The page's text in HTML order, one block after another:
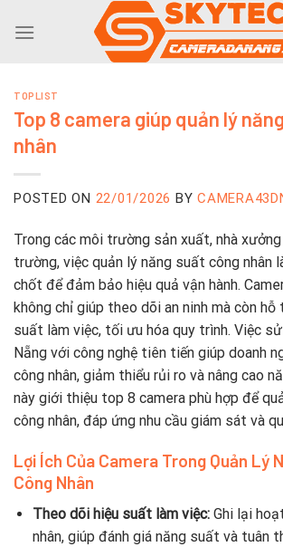
TOPLIST
Top 8 camera giúp quản lý
nhân
POSTED ON 22/01/2026 BY
Trong các môi trường sản xuất, nhà
trường, việc quản lý năng suất công nhân
chốt để đảm bảo hiệu quả vận hành.
không chỉ giúp theo dõi an ninh mà còn hỗ
suất làm việc, tối ưu hóa quy trình. Việc
Nẵng với công nghệ tiên tiến giúp doanh
công nhân, giảm thiểu rủi ro và nâng cao
này giới thiệu top 8 camera phù hợp để
công nhân, đáp ứng nhu cầu giám sát và
Lợi Ích Của Camera Trong Quản Lý
Công Nhân
Theo dõi hiệu suất làm việc:Ghi lại
nhân, giúp đánh giá năng suất và tuân